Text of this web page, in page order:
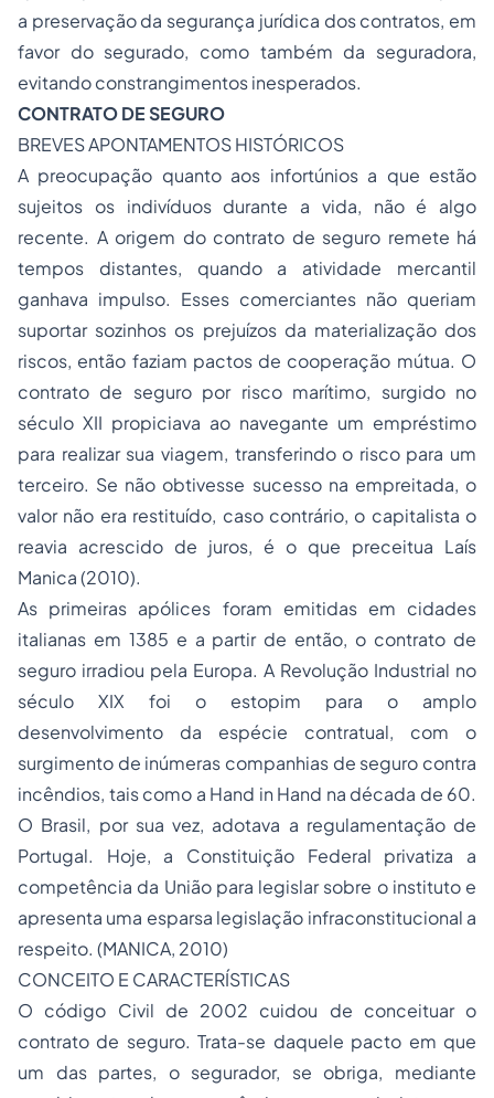
a preservação da segurança jurídica dos contratos, em
favor do segurado, como também da seguradora,
evitando constrangimentos inesperados.
CONTRATO DE SEGURO
BREVES APONTAMENTOS HISTÓRICOS
A preocupação quanto aos infortúnios a que estão
sujeitos os indivíduos durante a vida, não é algo
recente. A origem do contrato de seguro remete há
tempos distantes, quando a atividade mercantil
ganhava impulso. Esses comerciantes não queriam
suportar sozinhos os prejuízos da materialização dos
riscos, então faziam pactos de cooperação mútua. O
contrato de seguro por risco marítimo, surgido no
século XII propiciava ao navegante um empréstimo
para realizar sua viagem, transferindo o risco para um
terceiro. Se não obtivesse sucesso na empreitada, o
valor não era restituído, caso contrário, o capitalista o
reavia acrescido de juros, é o que preceitua Laís
Manica (2010).
As primeiras apólices foram emitidas em cidades
italianas em 1385 e a partir de então, o contrato de
seguro irradiou pela Europa. A Revolução Industrial no
século XIX foi o estopim para o amplo
desenvolvimento da espécie contratual, com o
surgimento de inúmeras companhias de seguro contra
incêndios, tais como a Hand in Hand na década de 60.
O Brasil, por sua vez, adotava a regulamentação de
Portugal. Hoje, a Constituição Federal privatiza a
competência da União para legislar sobre o instituto e
apresenta uma esparsa legislação infraconstitucional a
respeito. (MANICA, 2010)
CONCEITO E CARACTERÍSTICAS
O código Civil de 2002 cuidou de conceituar o
contrato de seguro. Trata-se daquele pacto em que
um das partes, o segurador, se obriga, mediante